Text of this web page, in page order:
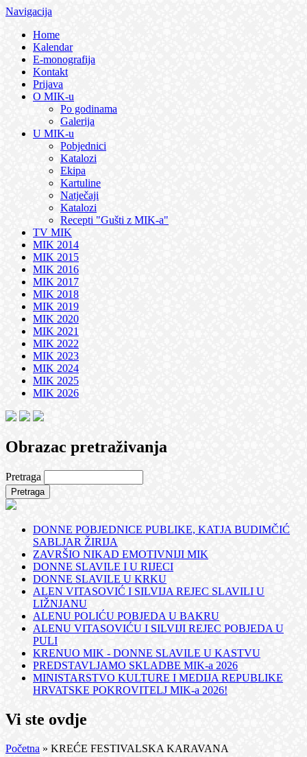
Navigacija
Home
Kalendar
E-monografija
Kontakt
Prijava
O MIK-u
Po godinama
Galerija
U MIK-u
Pobjednici
Katalozi
Ekipa
Kartuline
Natječaji
Katalozi
Recepti "Gušti z MIK-a"
TV MIK
MIK 2014
MIK 2015
MIK 2016
MIK 2017
MIK 2018
MIK 2019
MIK 2020
MIK 2021
MIK 2022
MIK 2023
MIK 2024
MIK 2025
MIK 2026
Obrazac pretraživanja
Pretraga
DONNE POBJEDNICE PUBLIKE, KATJA BUDIMČIĆ
SABLJAR ŽIRIJA
ZAVRŠIO NIKAD EMOTIVNIJI MIK
DONNE SLAVILE I U RIJECI
DONNE SLAVILE U KRKU
ALEN VITASOVIĆ I SILVIJA REJEC SLAVILI U
LIŽNJANU
ALENU POLIĆU POBJEDA U BAKRU
ALENU VITASOVIĆU I SILVIJI REJEC POBJEDA U
PULI
KRENUO MIK - DONNE SLAVILE U KASTVU
PREDSTAVLJAMO SKLADBE MIK-a 2026
MINISTARSTVO KULTURE I MEDIJA REPUBLIKE
HRVATSKE POKROVITELJ MIK-a 2026!
Vi ste ovdje
Početna » KREĆE FESTIVALSKA KARAVANA